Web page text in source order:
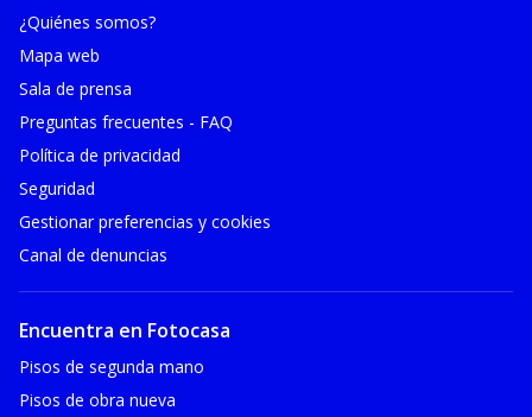
¿Quiénes somos?
Mapa web
Sala de prensa
Preguntas frecuentes - FAQ
Política de privacidad
Seguridad
Gestionar preferencias y cookies
Canal de denuncias
Encuentra en Fotocasa
Pisos de segunda mano
Pisos de obra nueva